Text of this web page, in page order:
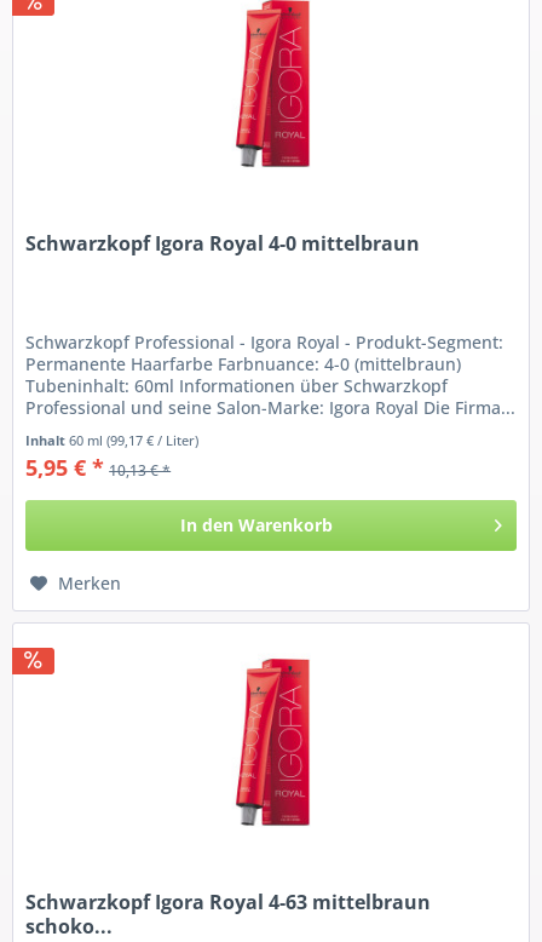
Schwarzkopf Igora Royal 4-0 mittelbraun
Schwarzkopf Professional - Igora Royal - Produkt-Segment:
Permanente Haarfarbe Farbnuance: 4-0 (mittelbraun)
Tubeninhalt: 60ml Informationen über Schwarzkopf
Professional und seine Salon-Marke: Igora Royal Die Firma...
Inhalt60 ml(99,17 € / Liter)
5,95 € * 10,13 € *
In den Warenkorb
Merken
Schwarzkopf Igora Royal 4-63 mittelbraun
schoko...